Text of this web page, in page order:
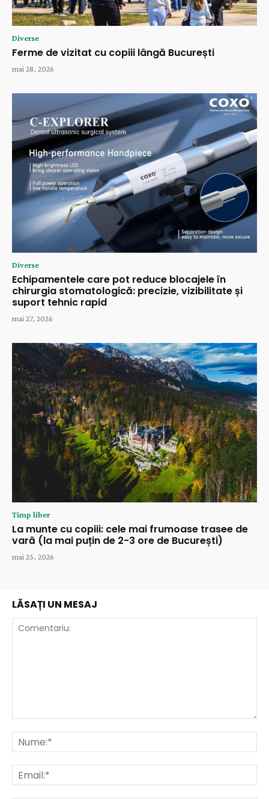
Diverse
Ferme de vizitat cu copiii lângă București
mai 28, 2026
Diverse
Echipamentele care pot reduce blocajele în
chirurgia stomatologică: precizie, vizibilitate și
suport tehnic rapid
mai 27, 2026
Timp liber
La munte cu copiii: cele mai frumoase trasee de
vară (la mai puțin de 2-3 ore de București)
mai 25, 2026
LĂSAȚI UN MESAJ